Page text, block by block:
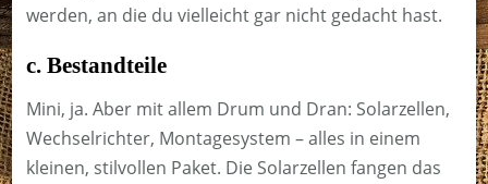
werden, an die du vielleicht gar nicht gedacht hast.
c. Bestandteile
Mini, ja. Aber mit allem Drum und Dran: Solarzellen,
Wechselrichter, Montagesystem – alles in einem
kleinen, stilvollen Paket. Die Solarzellen fangen das